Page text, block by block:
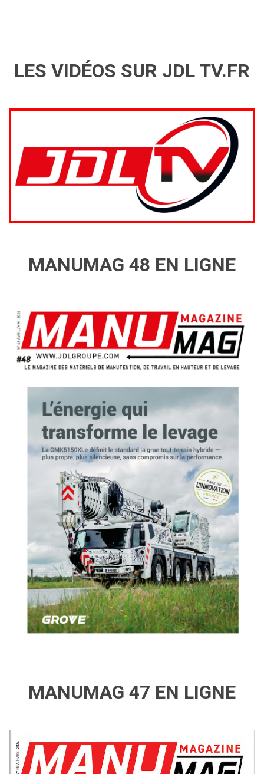
LES VIDÉOS SUR JDL TV.FR
MANUMAG 48 EN LIGNE
MANUMAG 47 EN LIGNE